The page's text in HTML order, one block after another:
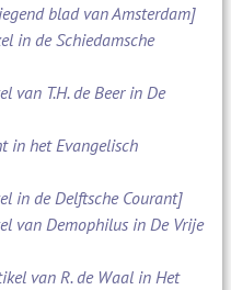
blad van Amsterdam]
in de Schiedamsche
van T.H. de Beer in De
in het Evangelisch
in de Delftsche Courant]
van Demophilus in De Vrije
van R. de Waal in Het